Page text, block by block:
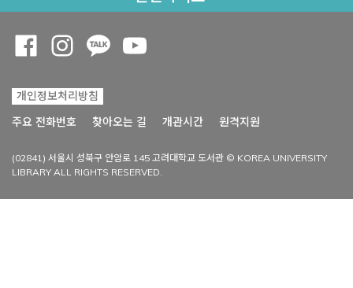
개인정보처리방침
주요 전화번호
찾아오는 길 개관시간 원격지원
(02841) 서울시 성북구 안암로 145 고려대학교 도서관 © KOREA UNIVERSITY
LIBRARY ALL RIGHTS RESERVED.
Opens a new window
Opens a new window
Opens a new window